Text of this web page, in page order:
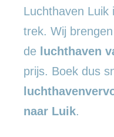
Luchthaven Luik
trek. Wij
de luchthaven
prijs. Boek dus
naar Luik.